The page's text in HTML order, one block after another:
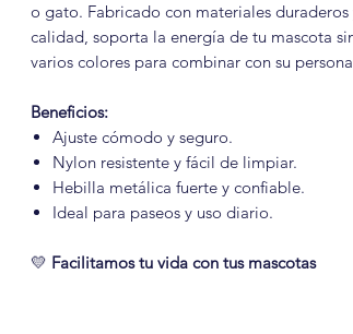
o gato. Fabricado con materiales
calidad, soporta la energía de tu mascota
varios colores para combinar con su
Beneficios:
Ajuste cómodo y seguro.
Nylon resistente y fácil de limpiar.
Hebilla metálica fuerte y confiable.
Ideal para paseos y uso diario.
💛 Facilitamos tu vida con tus mascotas